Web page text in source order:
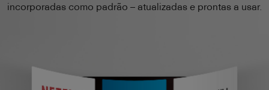
incorporadas como padrão – atualizadas e prontas a usar.